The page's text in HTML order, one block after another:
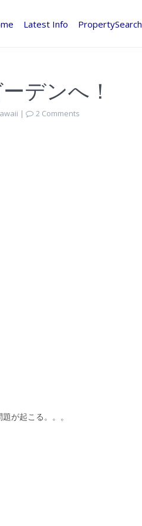
Latest Info PropertySearch
デンへ！
| 2 Comments
が起こる。。。